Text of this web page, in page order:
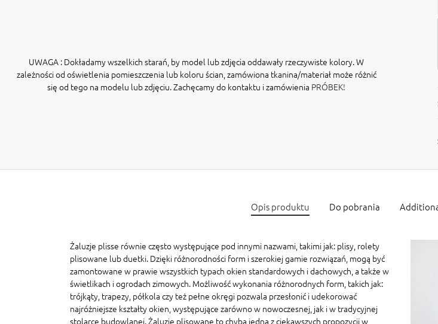
UWAGA : Dokładamy wszelkich starań, by model lub zdjęcia oddawały rzeczywiste kolory. W
zależności od oświetlenia pomieszczenia lub koloru ścian, zamówiona tkanina/materiał może różnić
się od tego na modelu lub zdjęciu. Zachęcamy do kontaktu i zamówienia PRÓBEK!
Opis produktu Do pobrania
Żaluzje plisse równie często występujące pod innymi nazwami, takimi jak: plisy, rolety
plisowane lub duetki. Dzięki różnorodności form i szerokiej gamie rozwiązań, mogą być
zamontowane w prawie wszystkich typach okien standardowych i dachowych, a także w
świetlikach i ogrodach zimowych. Możliwość wykonania różnorodnych form, takich jak:
trójkąty, trapezy, półkola czy też pełne okręgi pozwala przesłonić i udekorować
najróżniejsze kształty okien, występujące zarówno w nowoczesnej, jak i w tradycyjnej
stolarce budowlanej. Żaluzje plisowane to chyba jedna z ciekawszych propozycji w